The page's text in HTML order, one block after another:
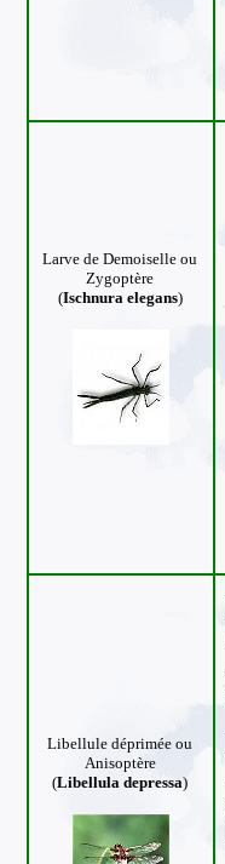
Larve de Demoiselle ou
Zygoptère
(Ischnura elegans)
Libellule déprimée ou
Anisoptère
(Libellula depressa)